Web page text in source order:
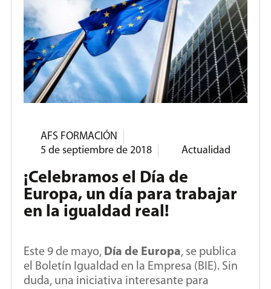
AFS FORMACIÓN
5 de septiembre de 2018
Actualidad
¡Celebramos el Día de
Europa, un día para trabajar
en la igualdad real!
Este 9 de mayo, Día de Europa, se publica
el Boletín Igualdad en la Empresa (BIE). Sin
duda, una iniciativa interesante para